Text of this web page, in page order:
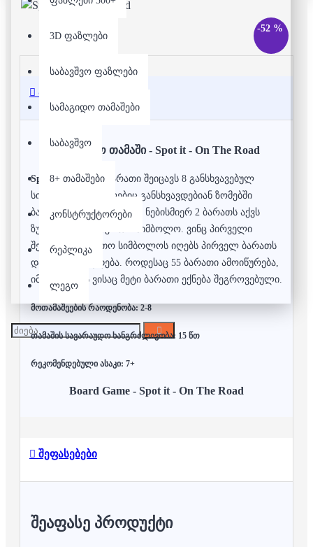
3D ფაზლები
საბავშვო ფაზლები
სამაგიდო თამაშები
საბავშვო
8+ თამაშები
კონსტრუქტორები
რეპლიკა
ლეგო
-52 %
აღწერა
სამაგიდო თამაში - Spot it - On The Road
Spot it-ში თითო ბარათი შეიცავს 8 განსხვავებულ
სიმბოლოს, რომლებიც განსხვავდებიან ზომებში
ბარათების შესაბამისად. ნებისმიერ 2 ბარათს აქვს
ზუსტად ერთი საერთო სიმბოლო. ვინც პირველი
შეამჩნევს საერთო სიმბოლოს იღებს პირველ ბარათს
და ასე გრძელდება. როდესაც 55 ბარათი ამოიწურება,
იმარჯვებს ის ვისაც მეტი ბარათი ექნება შეგროვებული.
მოთამაშეების რაოდენობა: 2-8
თამაშის სავარაუდო ხანგრძლივობა: 15 წთ
რეკომენდებული ასაკი: 7+
Board Game - Spot it - On The Road
შეფასებები
ᲨᲔᲐᲤᲐᲡᲔ ᲞᲠᲝᲓᲣᲥᲢᲘ